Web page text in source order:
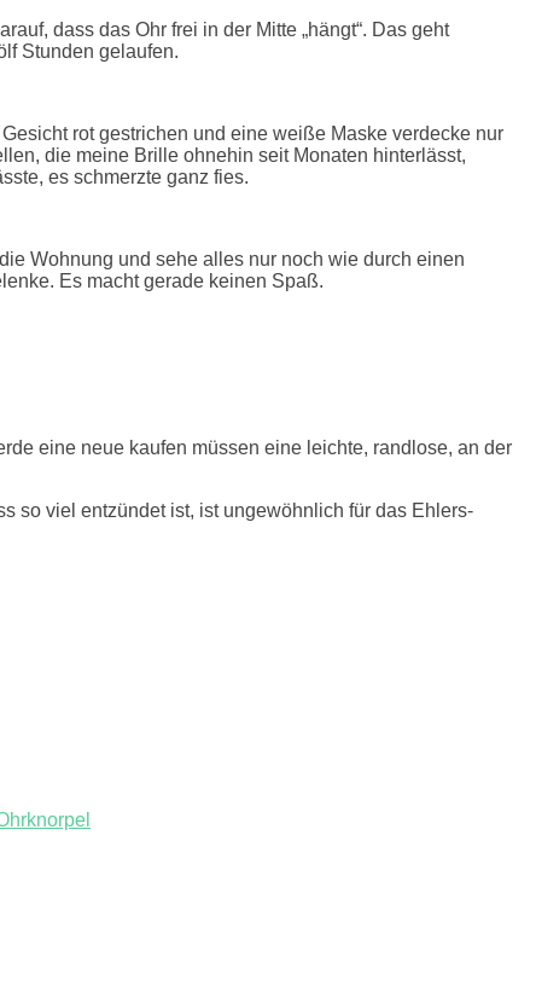
dass das Ohr frei in der Mitte „hängt“. Das geht
Stunden gelaufen.
rot gestrichen und eine weiße Maske verdecke nur
die meine Brille ohnehin seit Monaten hinterlässt,
es schmerzte ganz fies.
Wohnung und sehe alles nur noch wie durch einen
Es macht gerade keinen Spaß.
eine neue kaufen müssen eine leichte, randlose, an der
so viel entzündet ist, ist ungewöhnlich für das Ehlers-